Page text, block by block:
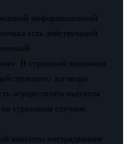
информационной
есть действующий
В страховой компании
договора
осуществлять выплаты
страховым случаем.
выплаты пострадавшим